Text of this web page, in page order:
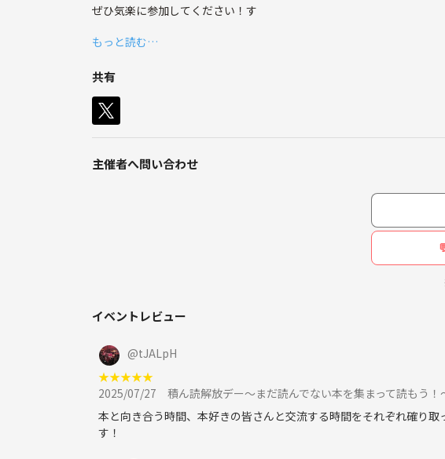
ぜひ気楽に参加してください！す
もっと読む…
共有
主催者へ問い合わせ
イベントレビュー
@tJALpH
★★★★★
2025/07/27
積ん読解放デー〜まだ読んでない本を集まって読もう！
本と向き合う時間、本好きの皆さんと交流する時間をそれぞれ確り
す！